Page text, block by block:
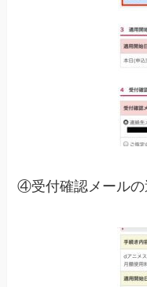
④受付確認メールの